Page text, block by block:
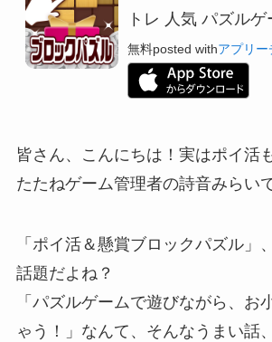
トレ 人気 パズルゲ
無料posted withアプリー
皆さん、こんにちは！実はポイ活
たたねゲーム管理者の詩音みらい
「ポイ活＆懸賞ブロックパズル」
話題だよね？
「パズルゲームで遊びながら、お
ゃう！」なんて、そんなうまい話